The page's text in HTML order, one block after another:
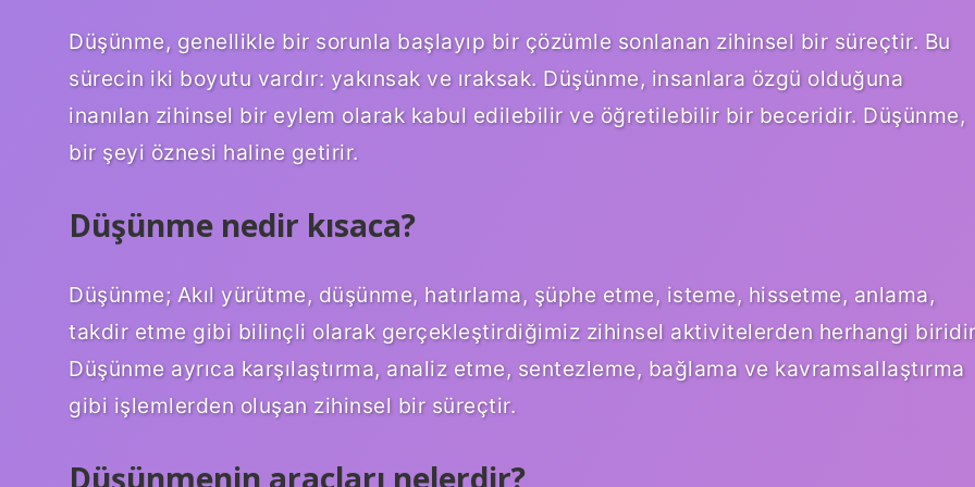
Düşünme, genellikle bir sorunla başlayıp bir çözümle sonlanan zihinsel bir süreçtir. Bu
sürecin iki boyutu vardır: yakınsak ve ıraksak. Düşünme, insanlara özgü olduğuna
inanılan zihinsel bir eylem olarak kabul edilebilir ve öğretilebilir bir beceridir. Düşünme,
bir şeyi öznesi haline getirir.
Düşünme nedir kısaca?
Düşünme; Akıl yürütme, düşünme, hatırlama, şüphe etme, isteme, hissetme, anlama,
takdir etme gibi bilinçli olarak gerçekleştirdiğimiz zihinsel aktivitelerden herhangi
Düşünme ayrıca karşılaştırma, analiz etme, sentezleme, bağlama ve kavramsallaştırma
gibi işlemlerden oluşan zihinsel bir süreçtir.
Düşünmenin araçları nelerdir?